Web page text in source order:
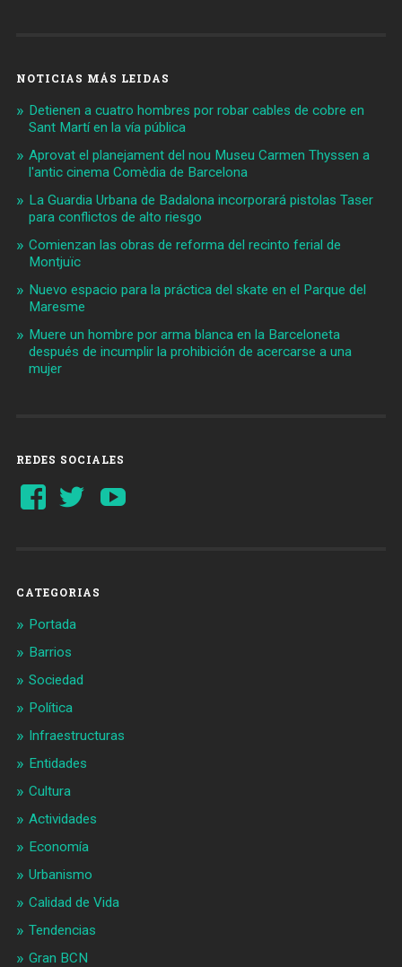
NOTICIAS MÁS LEIDAS
Detienen a cuatro hombres por robar cables de cobre en
Sant Martí en la vía pública
Aprovat el planejament del nou Museu Carmen Thyssen a
l'antic cinema Comèdia de Barcelona
La Guardia Urbana de Badalona incorporará pistolas Taser
para conflictos de alto riesgo
Comienzan las obras de reforma del recinto ferial de
Montjuïc
Nuevo espacio para la práctica del skate en el Parque del
Maresme
Muere un hombre por arma blanca en la Barceloneta
después de incumplir la prohibición de acercarse a una
mujer
REDES SOCIALES
Ver
perfil
Ver
perfil
CATEGORIAS
Portada
Barrios
Sociedad
Política
Infraestructuras
Entidades
Cultura
Actividades
Economía
Urbanismo
Calidad de Vida
Tendencias
Gran BCN